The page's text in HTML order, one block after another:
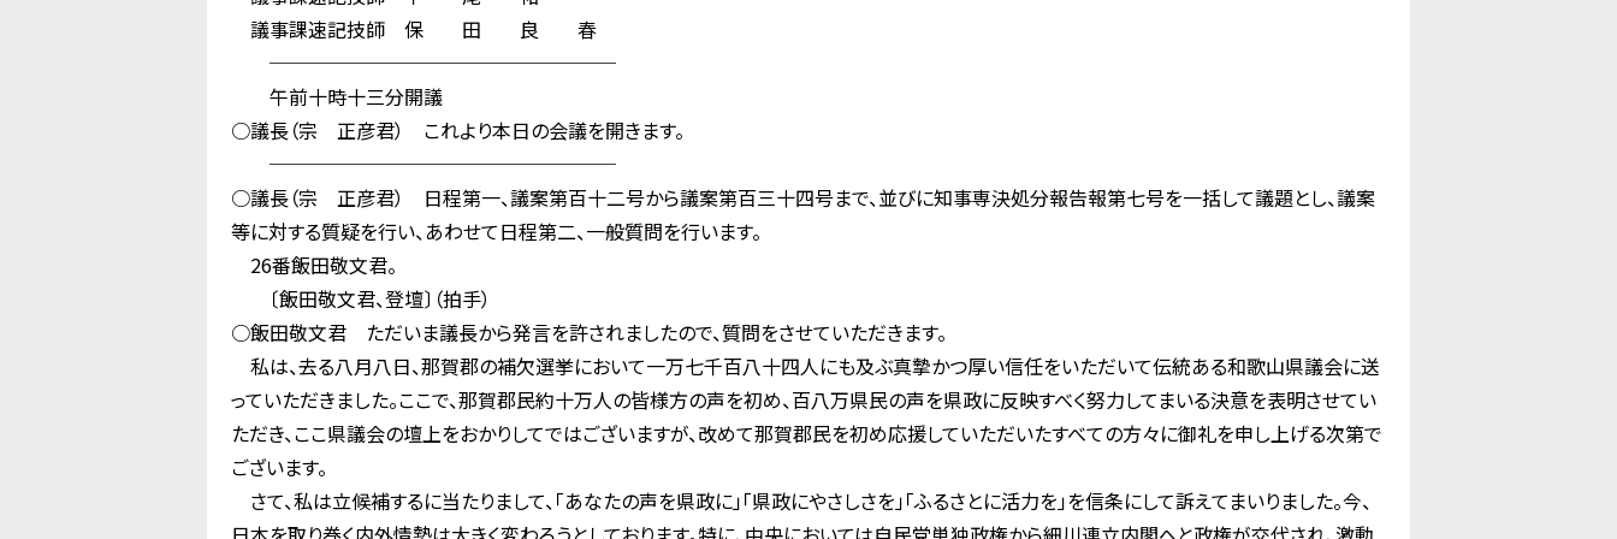
議事課速記技師 保 田 良 春
──────────────────
午前十時十三分開議
○議長（宗 正彦君） これより本日の会議を開きます。
──────────────────
○議長（宗 正彦君） 日程第一、議案第百十二号から議案第百三十四号まで、並びに知事専決処分報告報第七号を一括して議題とし、議案
等に対する質疑を行い、あわせて日程第二、一般質問を行います。
26番飯田敬文君。
〔飯田敬文君、登壇〕（拍手）
○飯田敬文君 ただいま議長から発言を許されましたので、質問をさせていただきます。
私は、去る八月八日、那賀郡の補欠選挙において一万七千百八十四人にも及ぶ真摯かつ厚い信任をいただいて伝統ある和歌山県議会に送
っていただきました。ここで、那賀郡民約十万人の皆様方の声を初め、百八万県民の声を県政に反映すべく努力してまいる決意を表明させてい
ただき、ここ県議会の壇上をおかりしてではございますが、改めて那賀郡民を初め応援していただいたすべての方々に御礼を申し上げる次第で
ございます。
さて、私は立候補するに当たりまして、「あなたの声を県政に」「県政にやさしさを」「ふるさとに活力を」を信条にして訴えてまいりました。今、